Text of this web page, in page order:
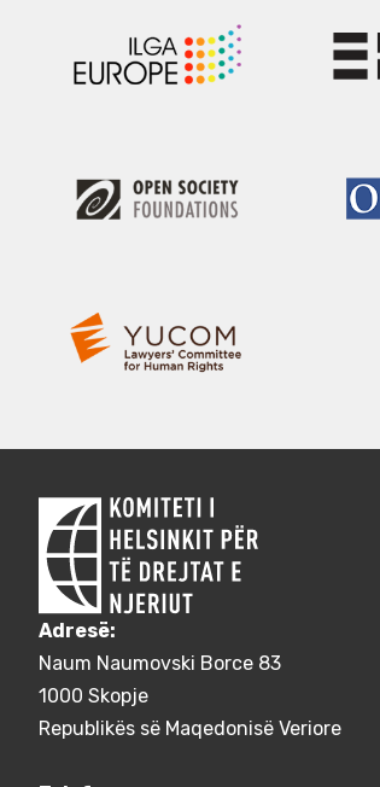
Adresë:
Naum Naumovski Borce 83
1000 Skopje
Republikës së Maqedonisë Veriore